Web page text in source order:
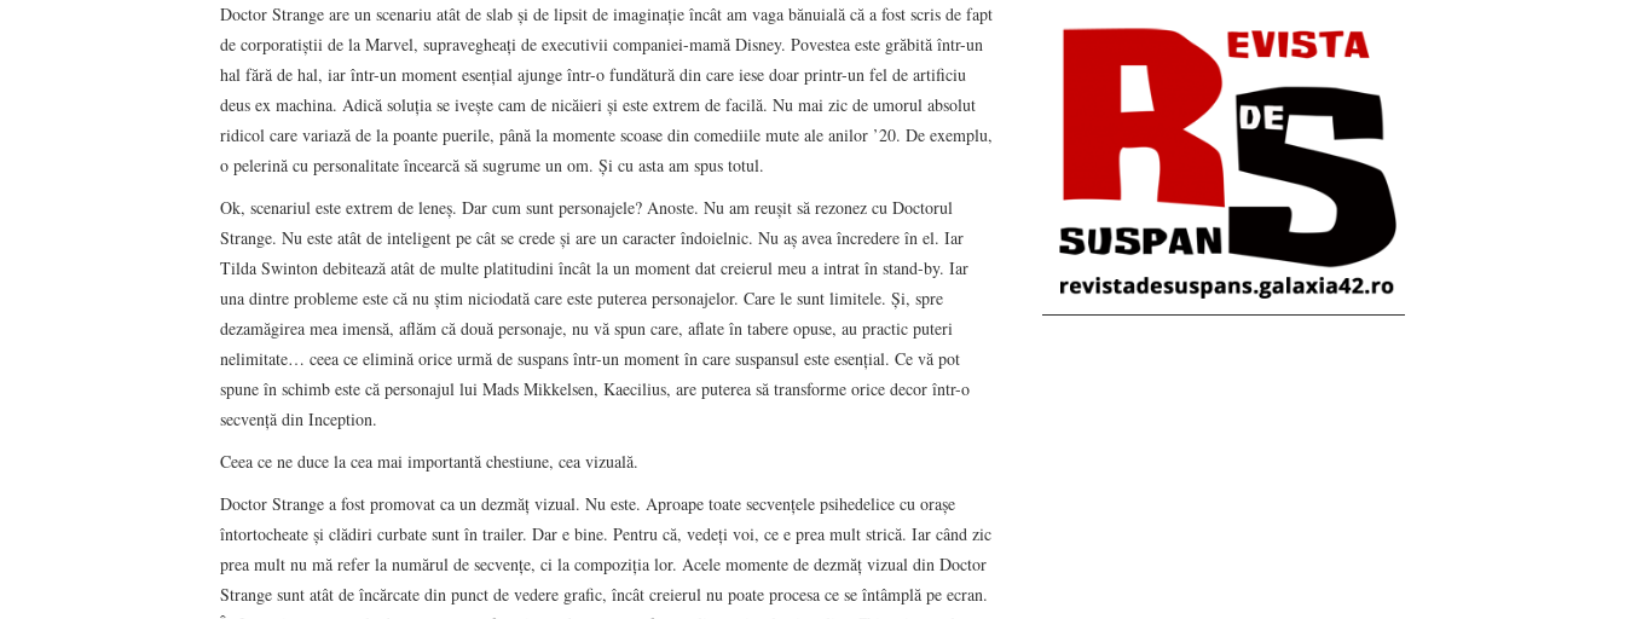
Doctor Strange are un scenariu atât de slab și de lipsit de imaginație încât am vaga bănuială că a fost scris de fapt
de corporatiștii de la Marvel, supravegheați de executivii companiei-mamă Disney. Povestea este grăbită într-un
hal fără de hal, iar într-un moment esențial ajunge într-o fundătură din care iese doar printr-un fel de artificiu
deus ex machina. Adică soluția se ivește cam de nicăieri și este extrem de facilă. Nu mai zic de umorul absolut
ridicol care variază de la poante puerile, până la momente scoase din comediile mute ale anilor ’20. De exemplu,
o pelerină cu personalitate încearcă să sugrume un om. Și cu asta am spus totul.
Ok, scenariul este extrem de leneș. Dar cum sunt personajele? Anoste. Nu am reușit să rezonez cu Doctorul
Strange. Nu este atât de inteligent pe cât se crede și are un caracter îndoielnic. Nu aș avea încredere în el. Iar
Tilda Swinton debitează atât de multe platitudini încât la un moment dat creierul meu a intrat în stand-by. Iar
una dintre probleme este că nu știm niciodată care este puterea personajelor. Care le sunt limitele. Și, spre
dezamăgirea mea imensă, aflăm că două personaje, nu vă spun care, aflate în tabere opuse, au practic puteri
nelimitate… ceea ce elimină orice urmă de suspans într-un moment în care suspansul este esențial. Ce vă pot
spune în schimb este că personajul lui Mads Mikkelsen, Kaecilius, are puterea să transforme orice decor într-o
secvență din Inception.
Ceea ce ne duce la cea mai importantă chestiune, cea vizuală.
Doctor Strange a fost promovat ca un dezmăț vizual. Nu este. Aproape toate secvențele psihedelice cu orașe
întortocheate și clădiri curbate sunt în trailer. Dar e bine. Pentru că, vedeți voi, ce e prea mult strică. Iar când zic
prea mult nu mă refer la numărul de secvențe, ci la compoziția lor. Acele momente de dezmăț vizual din Doctor
Strange sunt atât de încărcate din punct de vedere grafic, încât creierul nu poate procesa ce se întâmplă pe ecran.